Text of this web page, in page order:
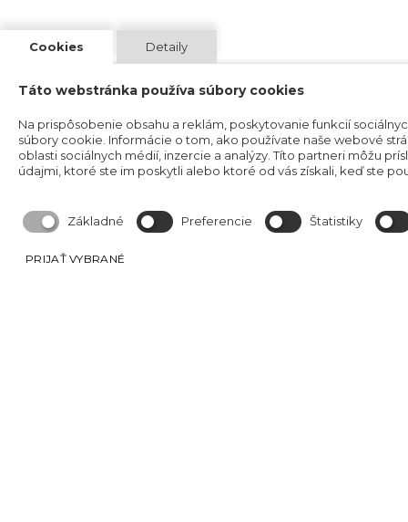
Cookies Detaily
Táto webstránka používa súbory cookies
Na prispôsobenie obsahu a reklám, poskytovanie funkcií
súbory cookie. Informácie o tom, ako používate naše webové
oblasti sociálnych médií, inzercie a analýzy. Títo partneri môžu
údajmi, ktoré ste im poskytli alebo ktoré od vás získali, keď ste
Základné Preferencie Štatistiky
PRIJAŤ VYBRANÉ